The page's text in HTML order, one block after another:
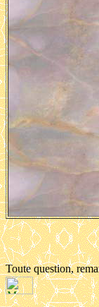
Toute question,